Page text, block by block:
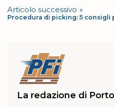
Articolo successivo
Procedura di picking: 5
La redazione di